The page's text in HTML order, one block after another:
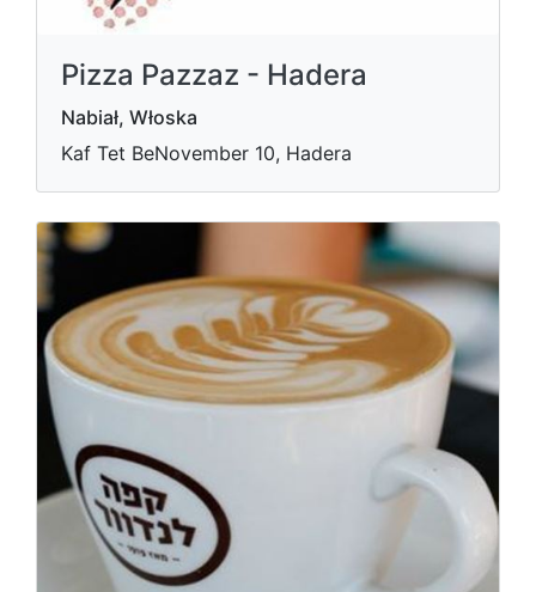
Pizza Pazzaz - Hadera
Nabiał, Włoska
Kaf Tet BeNovember 10, Hadera